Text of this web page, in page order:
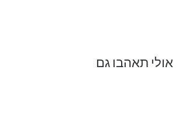
אולי תאהבו גם